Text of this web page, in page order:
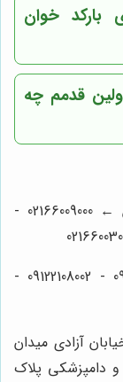
بارکد خوان
قدمم چه
خطوط ویژه فروش و خدمات پس از فروش ← 02166009000 -
خط مستقیم مشاوران فروش ← 09123124701 - 09122108002 -
آزادی میدان
طوس و دامپزشکی پلاک